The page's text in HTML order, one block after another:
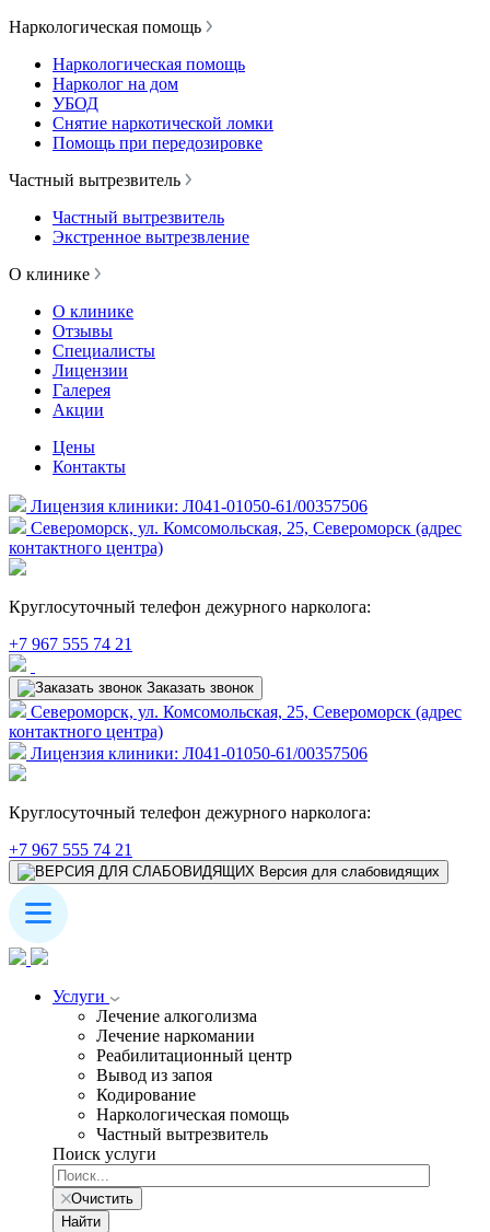
Наркологическая помощь
Наркологическая помощь
Нарколог на дом
УБОД
Снятие наркотической ломки
Помощь при передозировке
Частный вытрезвитель
Частный вытрезвитель
Экстренное вытрезвление
О клинике
О клинике
Отзывы
Специалисты
Лицензии
Галерея
Акции
Цены
Контакты
Лицензия клиники: Л041-01050-61/00357506
Североморск, ул. Комсомольская, 25, Североморск (адрес
контактного центра)
Круглосуточный телефон дежурного нарколога:
+7 967 555 74 21
Заказать звонок
Североморск, ул. Комсомольская, 25, Североморск (адрес
контактного центра)
Лицензия клиники: Л041-01050-61/00357506
Круглосуточный телефон дежурного нарколога:
+7 967 555 74 21
Версия для слабовидящих
Услуги
Лечение алкоголизма
Лечение наркомании
Реабилитационный центр
Вывод из запоя
Кодирование
Наркологическая помощь
Частный вытрезвитель
Поиск услуги
Очистить
Найти